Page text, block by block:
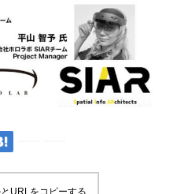
URLをコピーする